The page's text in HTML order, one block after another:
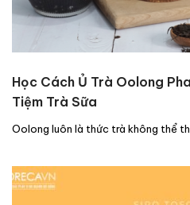
Học Cách Ủ Trà Oolong
Tiệm Trà Sữa
Oolong luôn là thức trà không thể